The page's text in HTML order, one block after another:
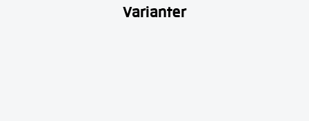
Varianter